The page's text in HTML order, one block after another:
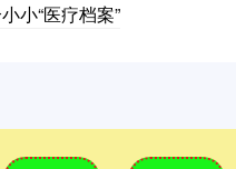
小“医疗档案”